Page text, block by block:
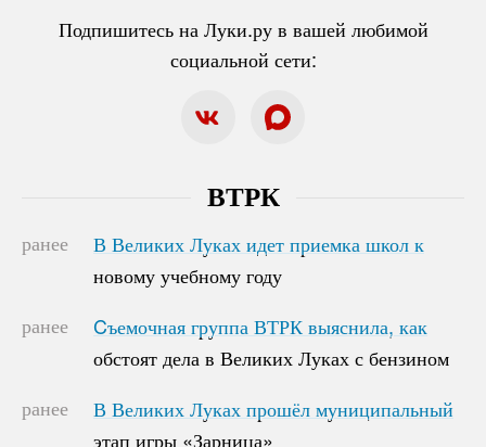
Подпишитесь на Луки.ру в вашей любимой
социальной сети:
ВТРК
ранее
В Великих Луках идет приемка школ к
новому учебному году
В Великих Луках идет приемка школ к
новому учебному году
ранее
Cъемочная группа ВТРК выяснила, как
обстоят дела в Великих Луках с бензином
Cъемочная группа ВТРК выяснила, как
обстоят дела в Великих Луках с бензином
ранее
В Великих Луках прошёл муниципальный
этап игры «Зарница»
В Великих Луках прошёл муниципальный
этап игры «Зарница»